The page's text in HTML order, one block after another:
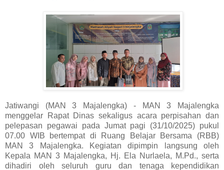
Jatiwangi (MAN 3 Majalengka) - MAN 3 Majalengka
menggelar
Rapat Dinas sekaligus acara perpisahan dan
pelepasan pegawai pada Jumat pagi (31/10/2025) pukul
07.00 WIB bertempat di
Ruang Belajar Bersama (RBB)
MAN 3 Majalengka. Kegiatan dipimpin langsung oleh
Kepala MAN 3 Majalengka, Hj. Ela Nurlaela, M.Pd., serta
dihadiri oleh seluruh guru dan tenaga kependidikan